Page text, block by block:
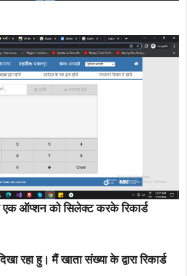
ऑप्शन को सिलेक्ट करके रिकार्ड
रहा हु। मैं खाता संख्या के द्वारा रिकार्ड